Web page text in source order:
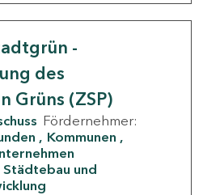
-
des
Grüns (ZSP)
Fördernehmer:
Kommunen
Städtebau und